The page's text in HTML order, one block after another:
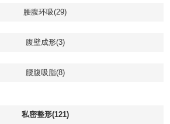
腰腹环吸(29)
腹壁成形(3)
腰腹吸脂(8)
私密整形(121)